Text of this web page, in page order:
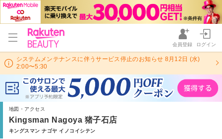
会員登録 ログイン
システムメンテナンスに伴うサービス停止のお知らせ 8月12日 (水)
2:00〜5:30
地図・アクセス
Kingsman Nagoya 猪子石店
キングスマン ナゴヤ イノコイシテン